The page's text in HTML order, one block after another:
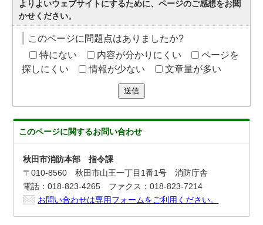
よりよいウェブサイトにするために、ページのご感想をお聞
かせください。
このページに問題点はありましたか?
特にない
内容が分かりにくい
ページを
探しにくい
情報が少ない 文章量が多い
送信
このページに関するお問い合わせ
秋田市消防本部 指令課
〒010-8560 秋田市山王一丁目1番1号 消防庁舎
電話：018-823-4265 ファクス：018-823-7214
お問い合わせは専用フォームをご利用ください。